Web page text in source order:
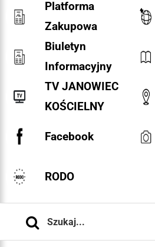
Platforma
Zakupowa
Biuletyn
Informacyjny
TV JANOWIEC
KOŚCIELNY
Facebook
RODO